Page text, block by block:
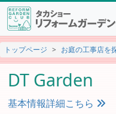
トップページ お庭の工事店を
DT Garden
基本情報詳細こちら